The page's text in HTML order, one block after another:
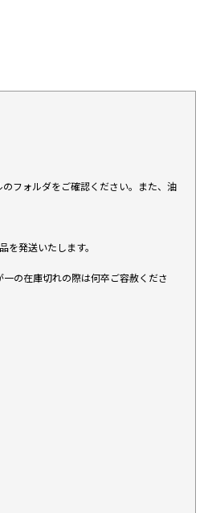
フォルダをご確認ください。また、油
発送いたします。
の在庫切れの際は何卒ご容赦くださ